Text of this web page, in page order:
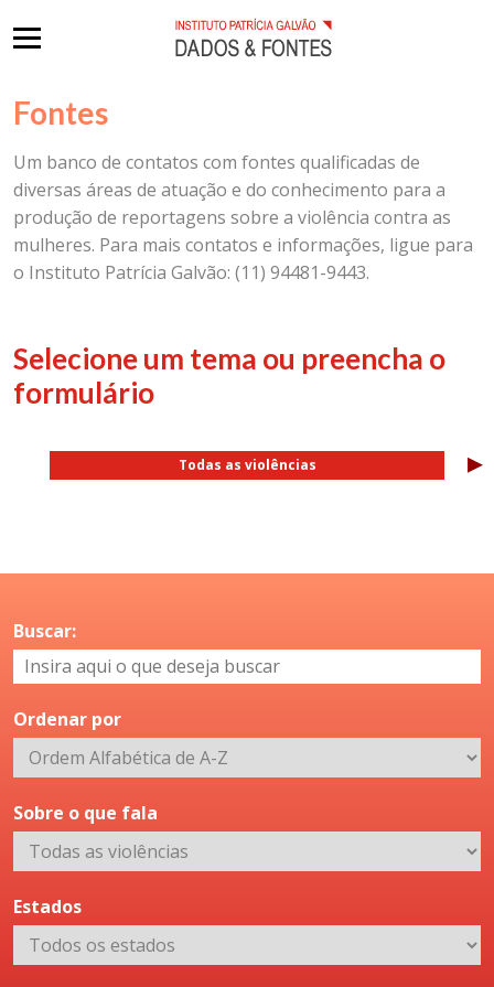
Fontes
Um banco de contatos com fontes qualificadas de
diversas áreas de atuação e do conhecimento para a
produção de reportagens sobre a violência contra as
mulheres. Para mais contatos e informações, ligue para
o Instituto Patrícia Galvão: (11) 94481-9443.
Selecione um tema ou preencha o
formulário
▸
Todas as violências
Buscar:
Ordenar por
Sobre o que fala
Estados